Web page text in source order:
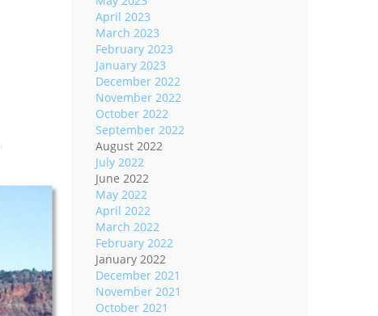
April 2023
March 2023
February 2023
January 2023
December 2022
November 2022
October 2022
September 2022
August 2022
July 2022
June 2022
May 2022
April 2022
March 2022
February 2022
January 2022
December 2021
November 2021
October 2021